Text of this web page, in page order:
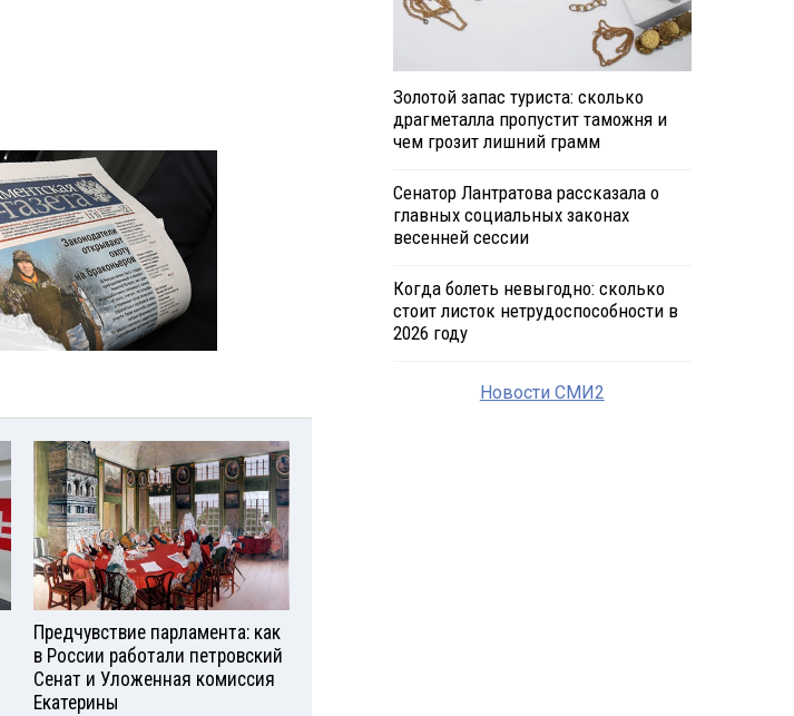
Предчувствие парламента: как
в России работали петровский
Сенат и Уложенная комиссия
Екатерины
Золотой запас туриста: сколько
драгметалла пропустит таможня и
чем грозит лишний грамм
Сенатор Лантратова рассказала о
главных социальных законах
весенней сессии
Когда болеть невыгодно: сколько
стоит листок нетрудоспособности в
2026 году
Новости СМИ2